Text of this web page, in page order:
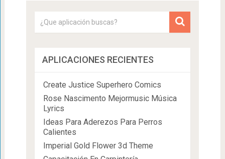
APLICACIONES RECIENTES
Create Justice Superhero Comics
Rose Nascimento Mejormusic Música
Lyrics
Ideas Para Aderezos Para Perros
Calientes
Imperial Gold Flower 3d Theme